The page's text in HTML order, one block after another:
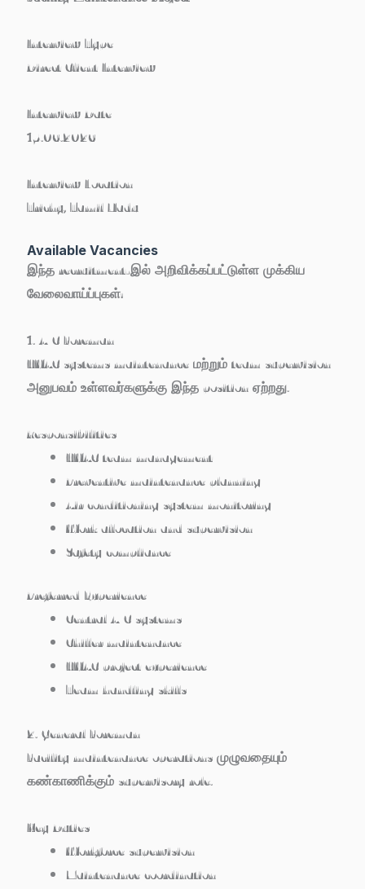
Interview Type
Direct Client Interview
Interview Date
15.06.2026
Interview Location
Trichy, Tamil Nadu
Available Vacancies
இந்த recruitment-இல் அறிவிக்கப்பட்டுள்ள முக்கிய
வேலைவாய்ப்புகள்:
1. A/C Foreman
HVAC systems maintenance மற்றும் team supervision
அனுபவம் உள்ளவர்களுக்கு இந்த position ஏற்றது.
Responsibilities
HVAC team management
Preventive maintenance planning
Air conditioning system monitoring
Work allocation and supervision
Safety compliance
Preferred Experience
Central A/C systems
Chiller maintenance
HVAC project experience
Team handling skills
2. General Foreman
Facility maintenance operations முழுவதையும்
கண்காணிக்கும் supervisory role.
Key Duties
Workforce supervision
Maintenance coordination